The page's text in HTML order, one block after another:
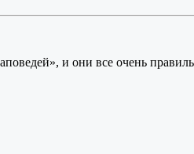
и они все очень